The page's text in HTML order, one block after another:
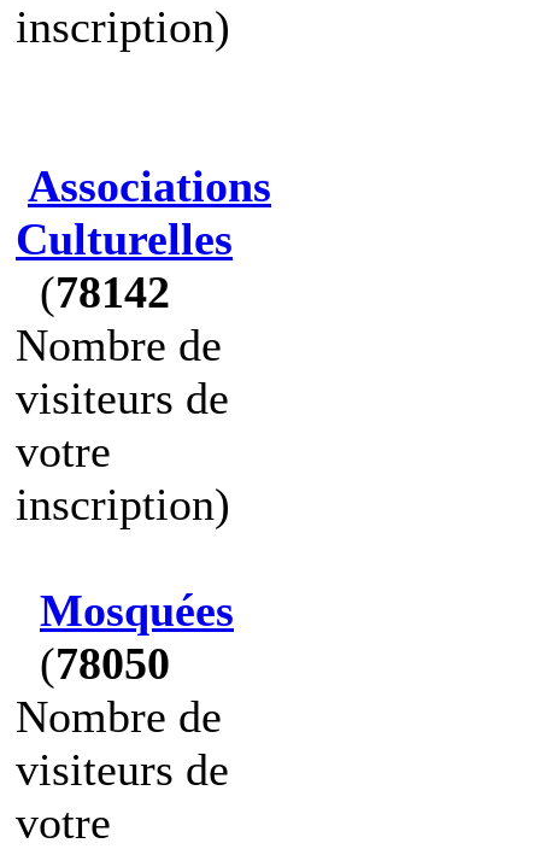
inscription)
Associations
Culturelles
(78142
Nombre de
visiteurs de
votre
inscription)
Mosquées
(78050
Nombre de
visiteurs de
votre